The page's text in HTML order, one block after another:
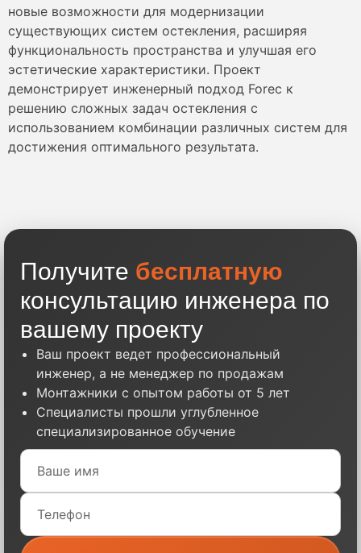
новые возможности для модернизации
существующих систем остекления, расширяя
функциональность пространства и улучшая его
эстетические характеристики. Проект
демонстрирует инженерный подход Forec к
решению сложных задач остекления с
использованием комбинации различных систем для
достижения оптимального результата.
Получите бесплатную
консультацию инженера по
вашему проекту
Ваш проект ведет профессиональный
инженер, а не менеджер по продажам
Монтажники с опытом работы от 5 лет
Специалисты прошли углубленное
специализированное обучение